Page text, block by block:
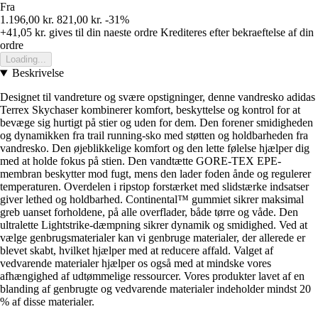
Fra
1.196,00 kr. 821,00 kr. -31%
+41,05 kr. gives til din naeste ordre Krediteres efter bekraeftelse af din
ordre
Loading...
Beskrivelse
Designet til vandreture og svære opstigninger, denne vandresko adidas
Terrex Skychaser kombinerer komfort, beskyttelse og kontrol for at
bevæge sig hurtigt på stier og uden for dem. Den forener smidigheden
og dynamikken fra trail running-sko med støtten og holdbarheden fra
vandresko. Den øjeblikkelige komfort og den lette følelse hjælper dig
med at holde fokus på stien. Den vandtætte GORE-TEX EPE-
membran beskytter mod fugt, mens den lader foden ånde og regulerer
temperaturen. Overdelen i ripstop forstærket med slidstærke indsatser
giver lethed og holdbarhed. Continental™ gummiet sikrer maksimal
greb uanset forholdene, på alle overflader, både tørre og våde. Den
ultralette Lightstrike-dæmpning sikrer dynamik og smidighed. Ved at
vælge genbrugsmaterialer kan vi genbruge materialer, der allerede er
blevet skabt, hvilket hjælper med at reducere affald. Valget af
vedvarende materialer hjælper os også med at mindske vores
afhængighed af udtømmelige ressourcer. Vores produkter lavet af en
blanding af genbrugte og vedvarende materialer indeholder mindst 20
% af disse materialer.